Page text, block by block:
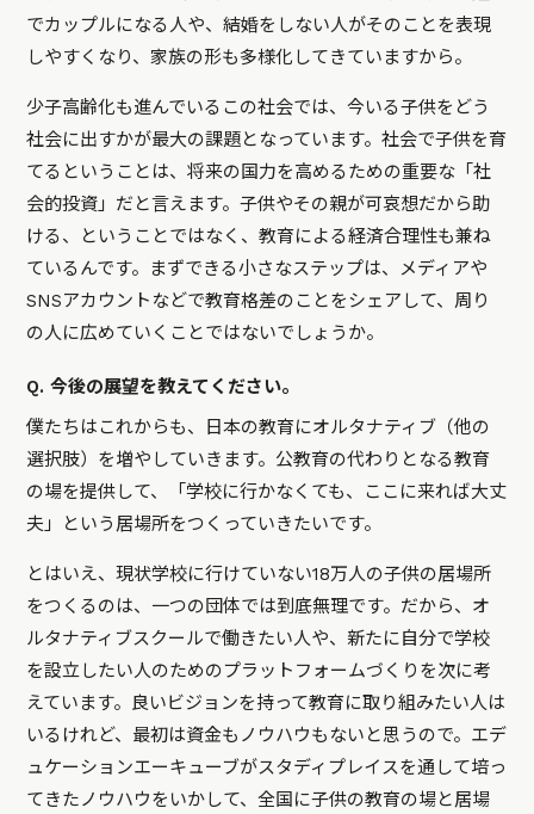
でカップルになる人や、結婚をしない人がそのことを表現
しやすくなり、家族の形も多様化してきていますから。
少子高齢化も進んでいるこの社会では、今いる子供をどう
社会に出すかが最大の課題となっています。社会で子供を育
てるということは、将来の国力を高めるための重要な「社
会的投資」だと言えます。子供やその親が可哀想だから助
ける、ということではなく、教育による経済合理性も兼ね
ているんです。まずできる小さなステップは、メディアや
SNSアカウントなどで教育格差のことをシェアして、周り
の人に広めていくことではないでしょうか。
Q. 今後の展望を教えてください。
僕たちはこれからも、日本の教育にオルタナティブ（他の
選択肢）を増やしていきます。公教育の代わりとなる教育
の場を提供して、「学校に行かなくても、ここに来れば大丈
夫」という居場所をつくっていきたいです。
とはいえ、現状学校に行けていない18万人の子供の居場所
をつくるのは、一つの団体では到底無理です。だから、オ
ルタナティブスクールで働きたい人や、新たに自分で学校
を設立したい人のためのプラットフォームづくりを次に考
えています。良いビジョンを持って教育に取り組みたい人は
いるけれど、最初は資金もノウハウもないと思うので。エデ
ュケーションエーキューブがスタディプレイスを通して培っ
てきたノウハウをいかして、全国に子供の教育の場と居場